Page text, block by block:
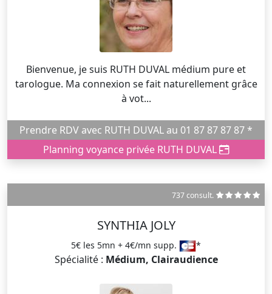
Bienvenue, je suis RUTH DUVAL médium pure et
tarologue. Ma connexion se fait naturellement grâce
à vot...
Prendre RDV avec RUTH DUVAL au 01 87 87 87 87 *
Planning voyance privée RUTH DUVAL
737 consult.
SYNTHIA JOLY
5€ les 5mn + 4€/mn supp. *
Spécialité : Médium, Clairaudience